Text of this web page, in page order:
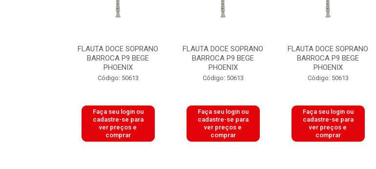
FLAUTA DOCE SOPRANO
BARROCA P9 BEGE
PHOENIX
Código: 50613
Faça seu login ou
cadastre-se para
ver preços e
comprar
FLAUTA DOCE SOPRANO
BARROCA P9 BEGE
PHOENIX
Código: 50613
Faça seu login ou
cadastre-se para
ver preços e
comprar
FLAUTA DOCE SOPRANO
BARROCA P9 BEGE
PHOENIX
Código: 50613
Faça seu login ou
cadastre-se para
ver preços e
comprar